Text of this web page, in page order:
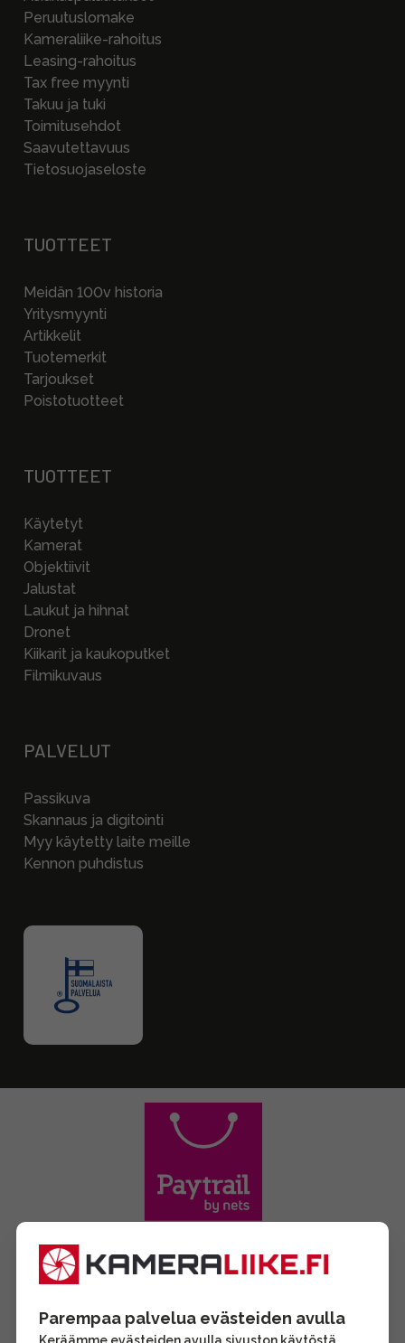
Peruutuslomake
Kameraliike-rahoitus
Leasing-rahoitus
Tax free myynti
Takuu ja tuki
Toimitusehdot
Saavutettavuus
Tietosuojaseloste
TUOTTEET
Meidän 100v historia
Yritysmyynti
Artikkelit
Tuotemerkit
Tarjoukset
Poistotuotteet
TUOTTEET
Käytetyt
Kamerat
Objektiivit
Jalustat
Laukut ja hihnat
Dronet
Kiikarit ja kaukoputket
Filmikuvaus
PALVELUT
Passikuva
Skannaus ja digitointi
Myy käytetty laite meille
Kennon puhdistus
Parempaa palvelua evästeiden avulla